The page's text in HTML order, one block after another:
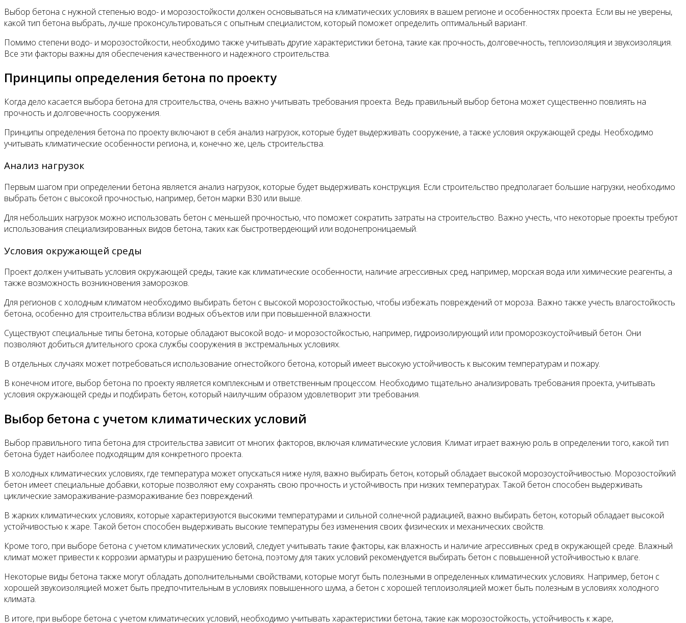
Выбор бетона с нужной степенью водо- и морозостойкости должен основываться на климатических условиях в вашем регионе и особенностях проекта. Если вы не уверены,
какой тип бетона выбрать, лучше проконсультироваться с опытным специалистом, который поможет определить оптимальный вариант.
Помимо степени водо- и морозостойкости, необходимо также учитывать другие характеристики бетона, такие как прочность, долговечность, теплоизоляция и звукоизоляция.
Все эти факторы важны для обеспечения качественного и надежного строительства.
Принципы определения бетона по проекту
Когда дело касается выбора бетона для строительства, очень важно учитывать требования проекта. Ведь правильный выбор бетона может существенно повлиять на
прочность и долговечность сооружения.
Принципы определения бетона по проекту включают в себя анализ нагрузок, которые будет выдерживать сооружение, а также условия окружающей среды. Необходимо
учитывать климатические особенности региона, и, конечно же, цель строительства.
Анализ нагрузок
Первым шагом при определении бетона является анализ нагрузок, которые будет выдерживать конструкция. Если строительство предполагает большие нагрузки, необходимо
выбрать бетон с высокой прочностью, например, бетон марки В30 или выше.
Для небольших нагрузок можно использовать бетон с меньшей прочностью, что поможет сократить затраты на строительство. Важно учесть, что некоторые проекты требуют
использования специализированных видов бетона, таких как быстротвердеющий или водонепроницаемый.
Условия окружающей среды
Проект должен учитывать условия окружающей среды, такие как климатические особенности, наличие агрессивных сред, например, морская вода или химические реагенты, а
также возможность возникновения заморозков.
Для регионов с холодным климатом необходимо выбирать бетон с высокой морозостойкостью, чтобы избежать повреждений от мороза. Важно также учесть влагостойкость
бетона, особенно для строительства вблизи водных объектов или при повышенной влажности.
Существуют специальные типы бетона, которые обладают высокой водо- и морозостойкостью, например, гидроизолирующий или проморозкоустойчивый бетон. Они
позволяют добиться длительного срока службы сооружения в экстремальных условиях.
В отдельных случаях может потребоваться использование огнестойкого бетона, который имеет высокую устойчивость к высоким температурам и пожару.
В конечном итоге, выбор бетона по проекту является комплексным и ответственным процессом. Необходимо тщательно анализировать требования проекта, учитывать
условия окружающей среды и подбирать бетон, который наилучшим образом удовлетворит эти требования.
Выбор бетона с учетом климатических условий
Выбор правильного типа бетона для строительства зависит от многих факторов, включая климатические условия. Климат играет важную роль в определении того, какой тип
бетона будет наиболее подходящим для конкретного проекта.
В холодных климатических условиях, где температура может опускаться ниже нуля, важно выбирать бетон, который обладает высокой морозоустойчивостью. Морозостойкий
бетон имеет специальные добавки, которые позволяют ему сохранять свою прочность и устойчивость при низких температурах. Такой бетон способен выдерживать
циклические замораживание-размораживание без повреждений.
В жарких климатических условиях, которые характеризуются высокими температурами и сильной солнечной радиацией, важно выбирать бетон, который обладает высокой
устойчивостью к жаре. Такой бетон способен выдерживать высокие температуры без изменения своих физических и механических свойств.
Кроме того, при выборе бетона с учетом климатических условий, следует учитывать такие факторы, как влажность и наличие агрессивных сред в окружающей среде. Влажный
климат может привести к коррозии арматуры и разрушению бетона, поэтому для таких условий рекомендуется выбирать бетон с повышенной устойчивостью к влаге.
Некоторые виды бетона также могут обладать дополнительными свойствами, которые могут быть полезными в определенных климатических условиях. Например, бетон с
хорошей звукоизоляцией может быть предпочтительным в условиях повышенного шума, а бетон с хорошей теплоизоляцией может быть полезным в условиях холодного
климата.
В итоге, при выборе бетона с учетом климатических условий, необходимо учитывать характеристики бетона, такие как морозостойкость, устойчивость к жаре,